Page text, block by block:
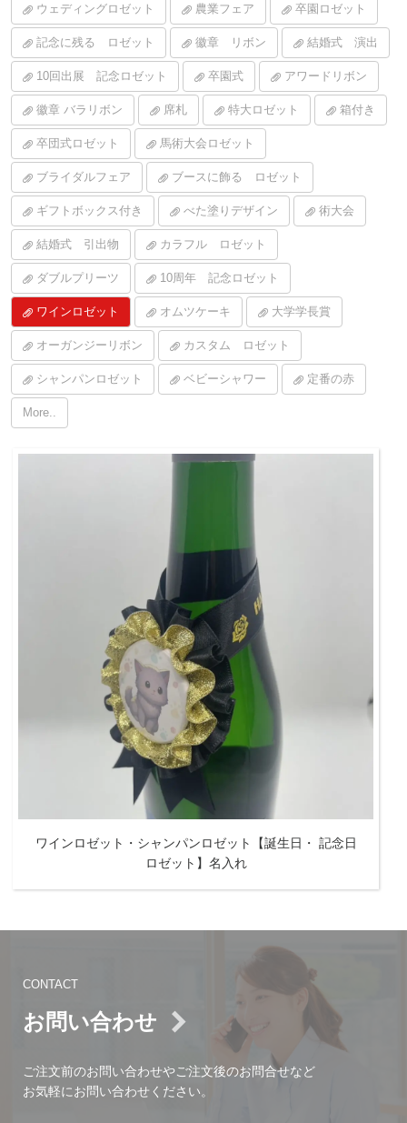
ウェディングロゼット 農業フェア 卒園ロゼット
記念に残る ロゼット 徽章 リボン 結婚式 演出
10回出展 記念ロゼット 卒園式 アワードリボン
徽章 バラリボン 席札 特大ロゼット 箱付き
卒団式ロゼット 馬術大会ロゼット
ブライダルフェア ブースに飾る ロゼット
ギフトボックス付き べた塗りデザイン 術大会
結婚式 引出物 カラフル ロゼット
ダブルプリーツ 10周年 記念ロゼット
ワインロゼット オムツケーキ 大学学長賞
オーガンジーリボン カスタム ロゼット
シャンパンロゼット ベビーシャワー 定番の赤
More..
ワインロゼット・シャンパンロゼット【誕生日・ 記念日
ロゼット】名入れ
CONTACT
お問い合わせ
ご注文前のお問い合わせやご注文後のお問合せなど
お気軽にお問い合わせください。